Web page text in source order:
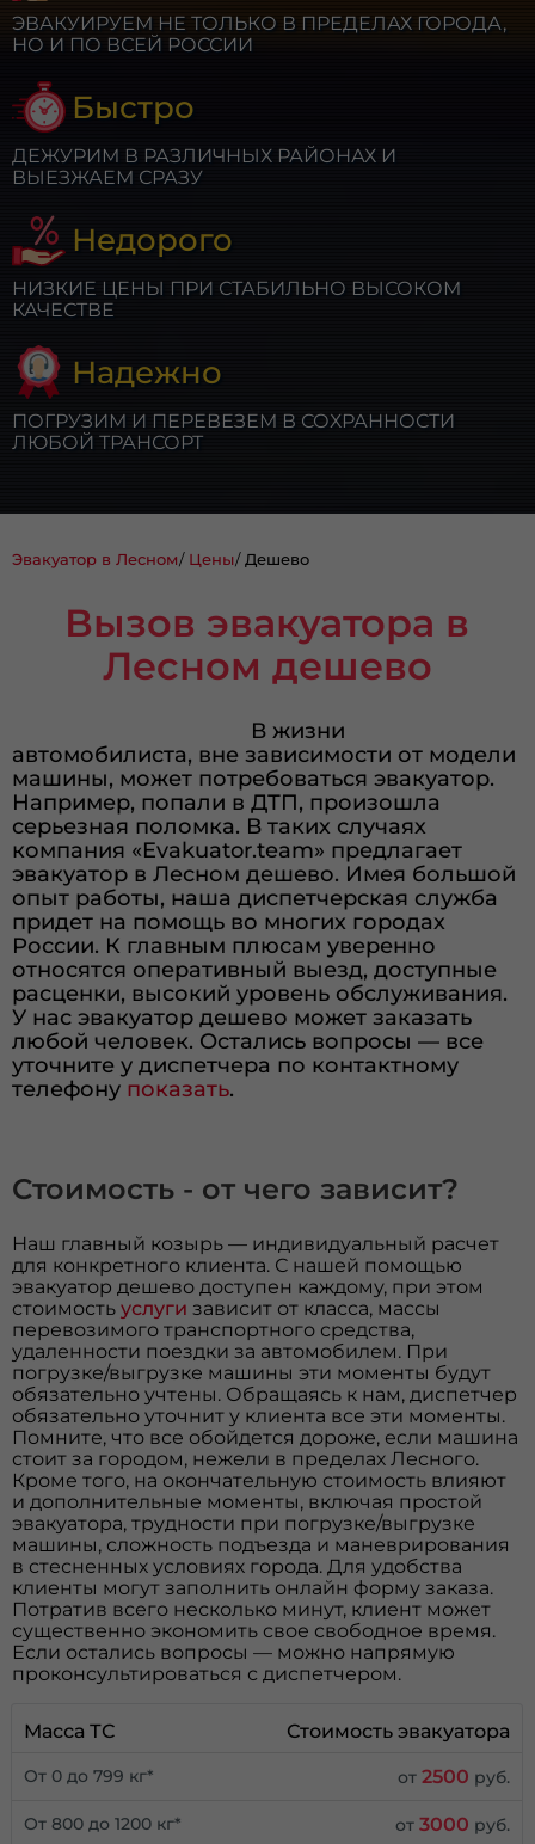
ЭВАКУИРУЕМ НЕ ТОЛЬКО В ПРЕДЕЛАХ ГОРОДА,
НО И ПО ВСЕЙ РОССИИ
Быстро
ДЕЖУРИМ В РАЗЛИЧНЫХ РАЙОНАХ И
ВЫЕЗЖАЕМ СРАЗУ
Недорого
НИЗКИЕ ЦЕНЫ ПРИ СТАБИЛЬНО ВЫСОКОМ
КАЧЕСТВЕ
Надежно
ПОГРУЗИМ И ПЕРЕВЕЗЕМ В СОХРАННОСТИ
ЛЮБОЙ ТРАНСОРТ
Эвакуатор в Лесном Цены Дешево
Вызов эвакуатора в
Лесном дешево
В жизни
автомобилиста, вне зависимости от модели
машины, может потребоваться эвакуатор.
Например, попали в ДТП, произошла
серьезная поломка. В таких случаях
компания «Evakuator.team» предлагает
эвакуатор в Лесном дешево. Имея большой
опыт работы, наша диспетчерская служба
придет на помощь во многих городах
России. К главным плюсам уверенно
относятся оперативный выезд, доступные
расценки, высокий уровень обслуживания.
У нас эвакуатор дешево может заказать
любой человек. Остались вопросы — все
уточните у диспетчера по контактному
телефону показать.
Стоимость - от чего зависит?
Наш главный козырь — индивидуальный расчет
для конкретного клиента. С нашей помощью
эвакуатор дешево доступен каждому, при этом
стоимостьуслуги зависит от класса, массы
перевозимого транспортного средства,
удаленности поездки за автомобилем. При
погрузке/выгрузке машины эти моменты будут
обязательно учтены. Обращаясь к нам, диспетчер
обязательно уточнит у клиента все эти моменты.
Помните, что все обойдется дороже, если машина
стоит за городом, нежели в пределах Лесного.
Кроме того, на окончательную стоимость влияют
и дополнительные моменты, включая простой
эвакуатора, трудности при погрузке/выгрузке
машины, сложность подъезда и маневрирования
в стесненных условиях города. Для удобства
клиенты могут заполнить онлайн форму заказа.
Потратив всего несколько минут, клиент может
существенно экономить свое свободное время.
Если остались вопросы — можно напрямую
проконсультироваться с диспетчером.
Масса ТС Стоимость эвакуатора
От 0 до 799 кг* от2500 руб.
От 800 до 1200 кг* от3000 руб.